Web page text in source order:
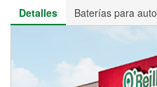
Detalles
Baterías para